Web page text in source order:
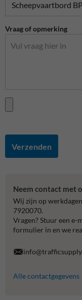
Vraag of opmerking
Verzenden
Neem contact met
Wij zijn op
7920070.
Vragen? Stuur een e-
formulier in en we
Alle contactgegevens